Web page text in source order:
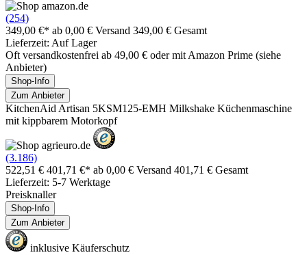
(254)
349,00 €* ab 0,00 € Versand 349,00 € Gesamt
Lieferzeit: Auf Lager
Oft versandkostenfrei ab 49,00 € oder mit Amazon Prime (siehe
Anbieter)
Shop-Info
Zum Anbieter
KitchenAid Artisan 5KSM125-EMH Milkshake Küchenmaschine
mit kippbarem Motorkopf
(3.186)
522,51 € 401,71 €* ab 0,00 € Versand 401,71 € Gesamt
Lieferzeit: 5-7 Werktage
Preisknaller
Shop-Info
Zum Anbieter
inklusive Käuferschutz